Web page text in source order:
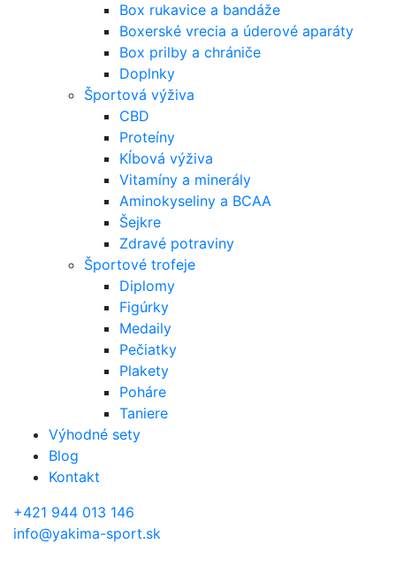
Box rukavice a bandáže
Boxerské vrecia a úderové aparáty
Box prilby a chrániče
Doplnky
Športová výživa
CBD
Proteíny
Kĺbová výživa
Vitamíny a minerály
Aminokyseliny a BCAA
Šejkre
Zdravé potraviny
Športové trofeje
Diplomy
Figúrky
Medaily
Pečiatky
Plakety
Poháre
Taniere
Výhodné sety
Blog
Kontakt
+421 944 013 146
info@yakima-sport.sk